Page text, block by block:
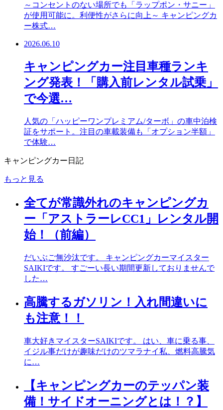
～コンセントのない場所でも「ラップポン・サニー」
が使用可能に。利便性がさらに向上～ キャンピングカ
ー株式…
2026.06.10
キャンピングカー注目車種ランキ
ング発表！「購入前レンタル試乗」
で今選…
人気の「ハッピーワンプレミアム/ターボ」の車中泊検
証をサポート。注目の車載装備も「オプション半額」
で体験…
キャンピングカー日記
もっと見る
全てが常識外れのキャンピングカ
ー「アストラーレCC1」レンタル開
始！（前編）
だいぶご無沙汰です。 キャンピングカーマイスター
SAIKIです。 すごーい長い期間更新しておりませんで
した…
高騰するガソリン！入れ間違いに
も注意！！
車大好きマイスターSAIKIです。 はい、車に乗る事、
イジル事だけが趣味だけのツマラナイ私、燃料高騰気
に…
【キャンピングカーのテッパン装
備！サイドオーニングとは！？】